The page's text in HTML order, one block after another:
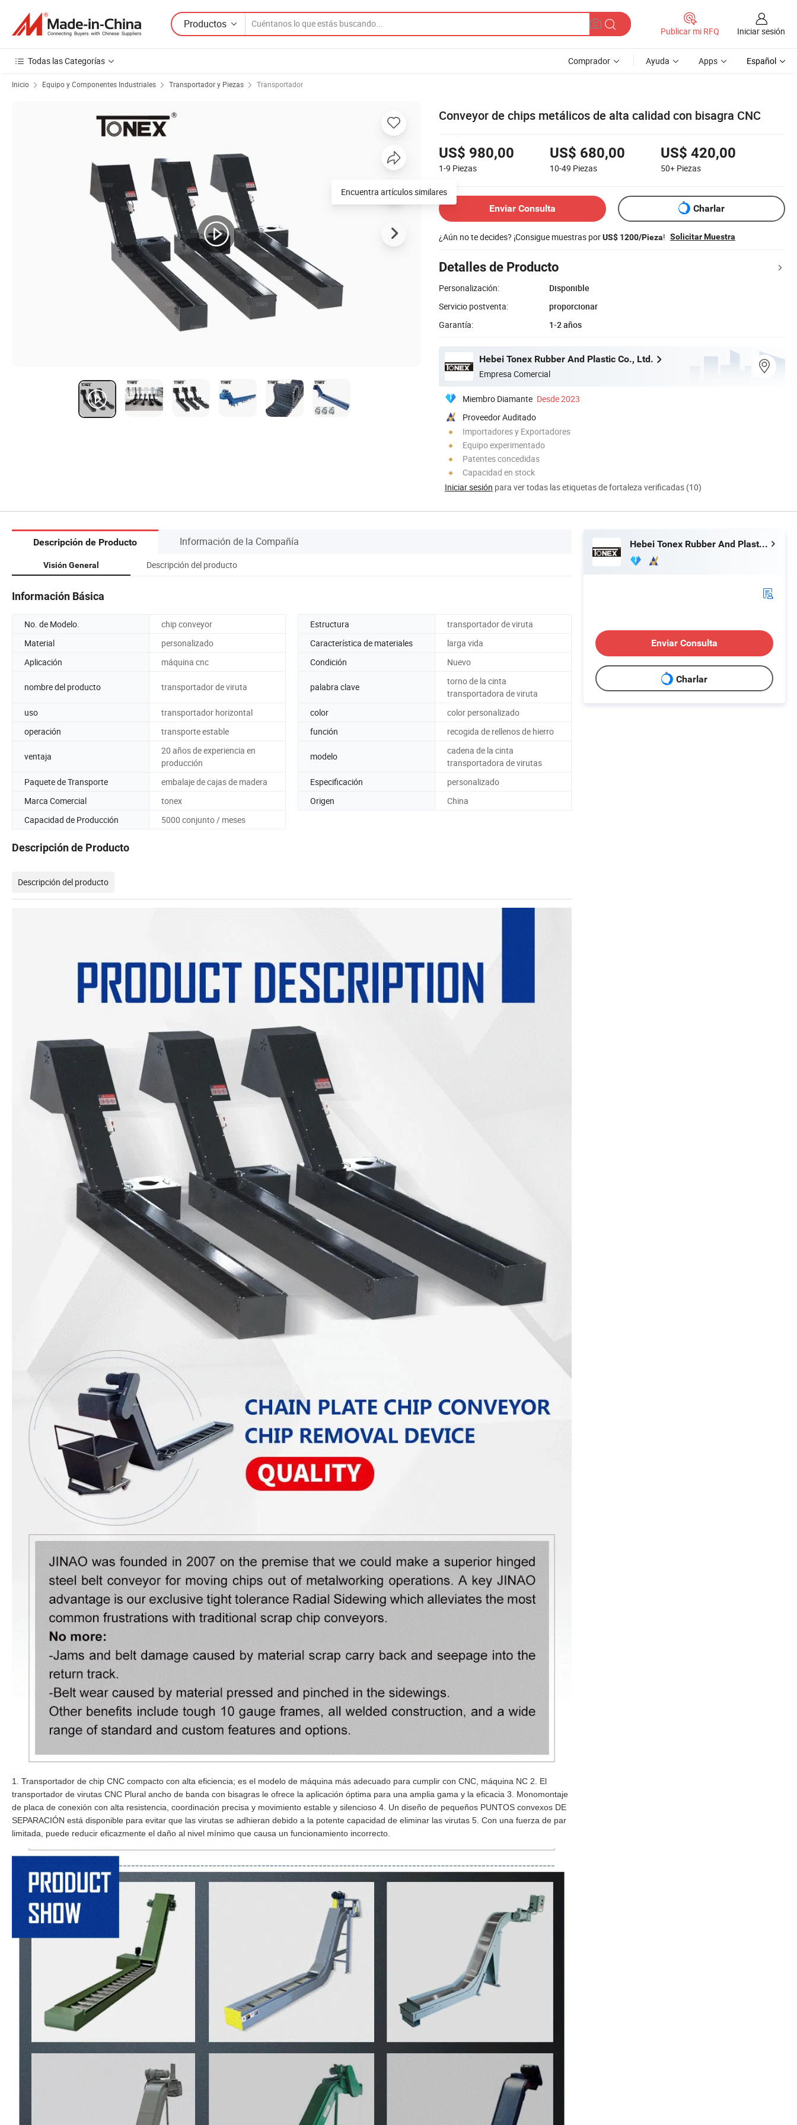
Productos
Publicar mi RFQ Iniciar sesión
Todas las Categorías Comprador Ayuda Apps Español
Inicio Equipo y Componentes Industriales Transportador y Piezas Transportador
Conveyor de chips metálicos de alta calidad con bisagra CNC
US$ 980,00
1-9 Piezas
US$ 680,00
10-49 Piezas
US$ 420,00
50+ Piezas
Enviar Consulta Charlar
¿Aún no te decides? ¡Consigue muestras porUS$ 1200/Pieza! Solicitar Muestra
Detalles de Producto
Personalización:
Disponible
Servicio postventa:
proporcionar
Garantía:
1-2 años
Hebei Tonex Rubber And Plastic Co., Ltd.
Empresa Comercial
Miembro Diamante Desde 2023
Proveedor Auditado
Importadores y Exportadores
Equipo experimentado
Patentes concedidas
Capacidad en stock
Iniciar sesión para ver todas las etiquetas de fortaleza verificadas (10)
Encuentra artículos similares
Descripción de Producto Información de la Compañía
Visión General Descripción del producto
Información Básica
No. de Modelo. chip conveyor Estructura
transportador de viruta
Material
personalizado Característica de materiales
larga vida
Aplicación
máquina cnc Condición Nuevo
nombre del producto transportador de viruta palabra clave
torno de la cinta
transportadora de viruta
uso
transportador horizontal color
color personalizado
operación
transporte estable función recogida de rellenos de hierro
ventaja
20 años de experiencia en
producción
modelo
cadena de la cinta
transportadora de virutas
Paquete de Transporte
embalaje de cajas de madera Especificación
personalizado
Marca Comercial
tonex Origen
China
Capacidad de Producción
5000 conjunto / meses
Descripción de Producto
Descripción del producto
1. Transportador de chip CNC compacto con alta eficiencia; es el modelo de máquina más adecuado para cumplir con CNC, máquina NC 2. El
transportador de virutas CNC Plural ancho de banda con bisagras le ofrece la aplicación óptima para una amplia gama y la eficacia 3. Monomontaje
de placa de conexión con alta resistencia, coordinación precisa y movimiento estable y silencioso 4. Un diseño de pequeños PUNTOS convexos DE
SEPARACIÓN está disponible para evitar que las virutas se adhieran debido a la potente capacidad de eliminar las virutas 5. Con una fuerza de par
limitada, puede reducir eficazmente el daño al nivel mínimo que causa un funcionamiento incorrecto.
Hebei Tonex Rubber And Plastic Co., Ltd.
Enviar Consulta
Charlar